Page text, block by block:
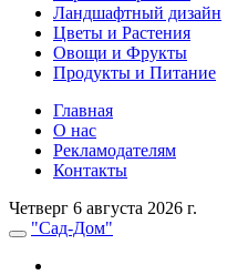
Ландшафтный дизайн
Цветы и Растения
Овощи и Фрукты
Продукты и Питание
Главная
О нас
Рекламодателям
Контакты
Четверг 6 августа 2026 г.
"Сад-Дом"